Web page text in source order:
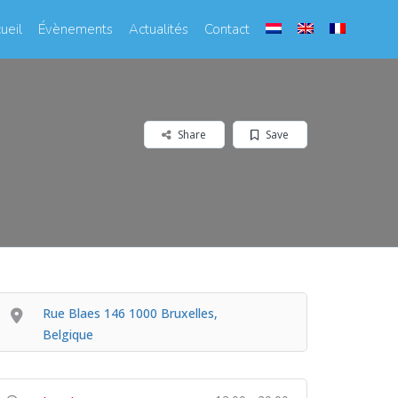
Évènements Actualités Contact
Save
Share
Rue Blaes 146 1000 Bruxelles,
Belgique